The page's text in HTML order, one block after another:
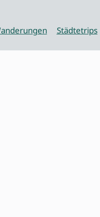
Städtetrips